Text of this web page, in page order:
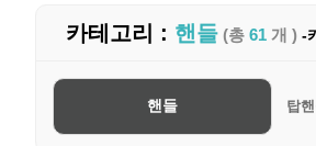
카테고리 : 핸들 (총 61 개 ) -
핸들 탑